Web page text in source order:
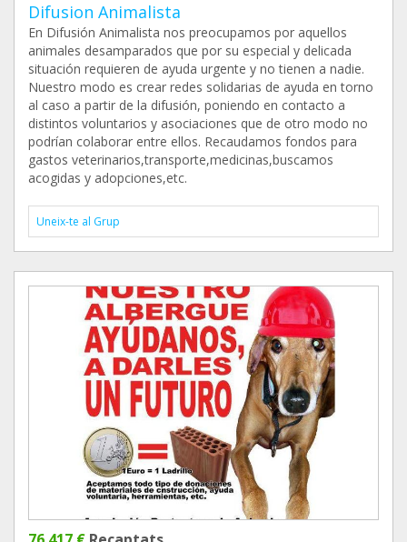
Difusion Animalista
En Difusión Animalista nos preocupamos por aquellos
animales desamparados que por su especial y delicada
situación requieren de ayuda urgente y no tienen a nadie.
Nuestro modo es crear redes solidarias de ayuda en torno
al caso a partir de la difusión, poniendo en contacto a
distintos voluntarios y asociaciones que de otro modo no
podrían colaborar entre ellos. Recaudamos fondos para
gastos veterinarios,transporte,medicinas,buscamos
acogidas y adopciones,etc.
Uneix-te al Grup